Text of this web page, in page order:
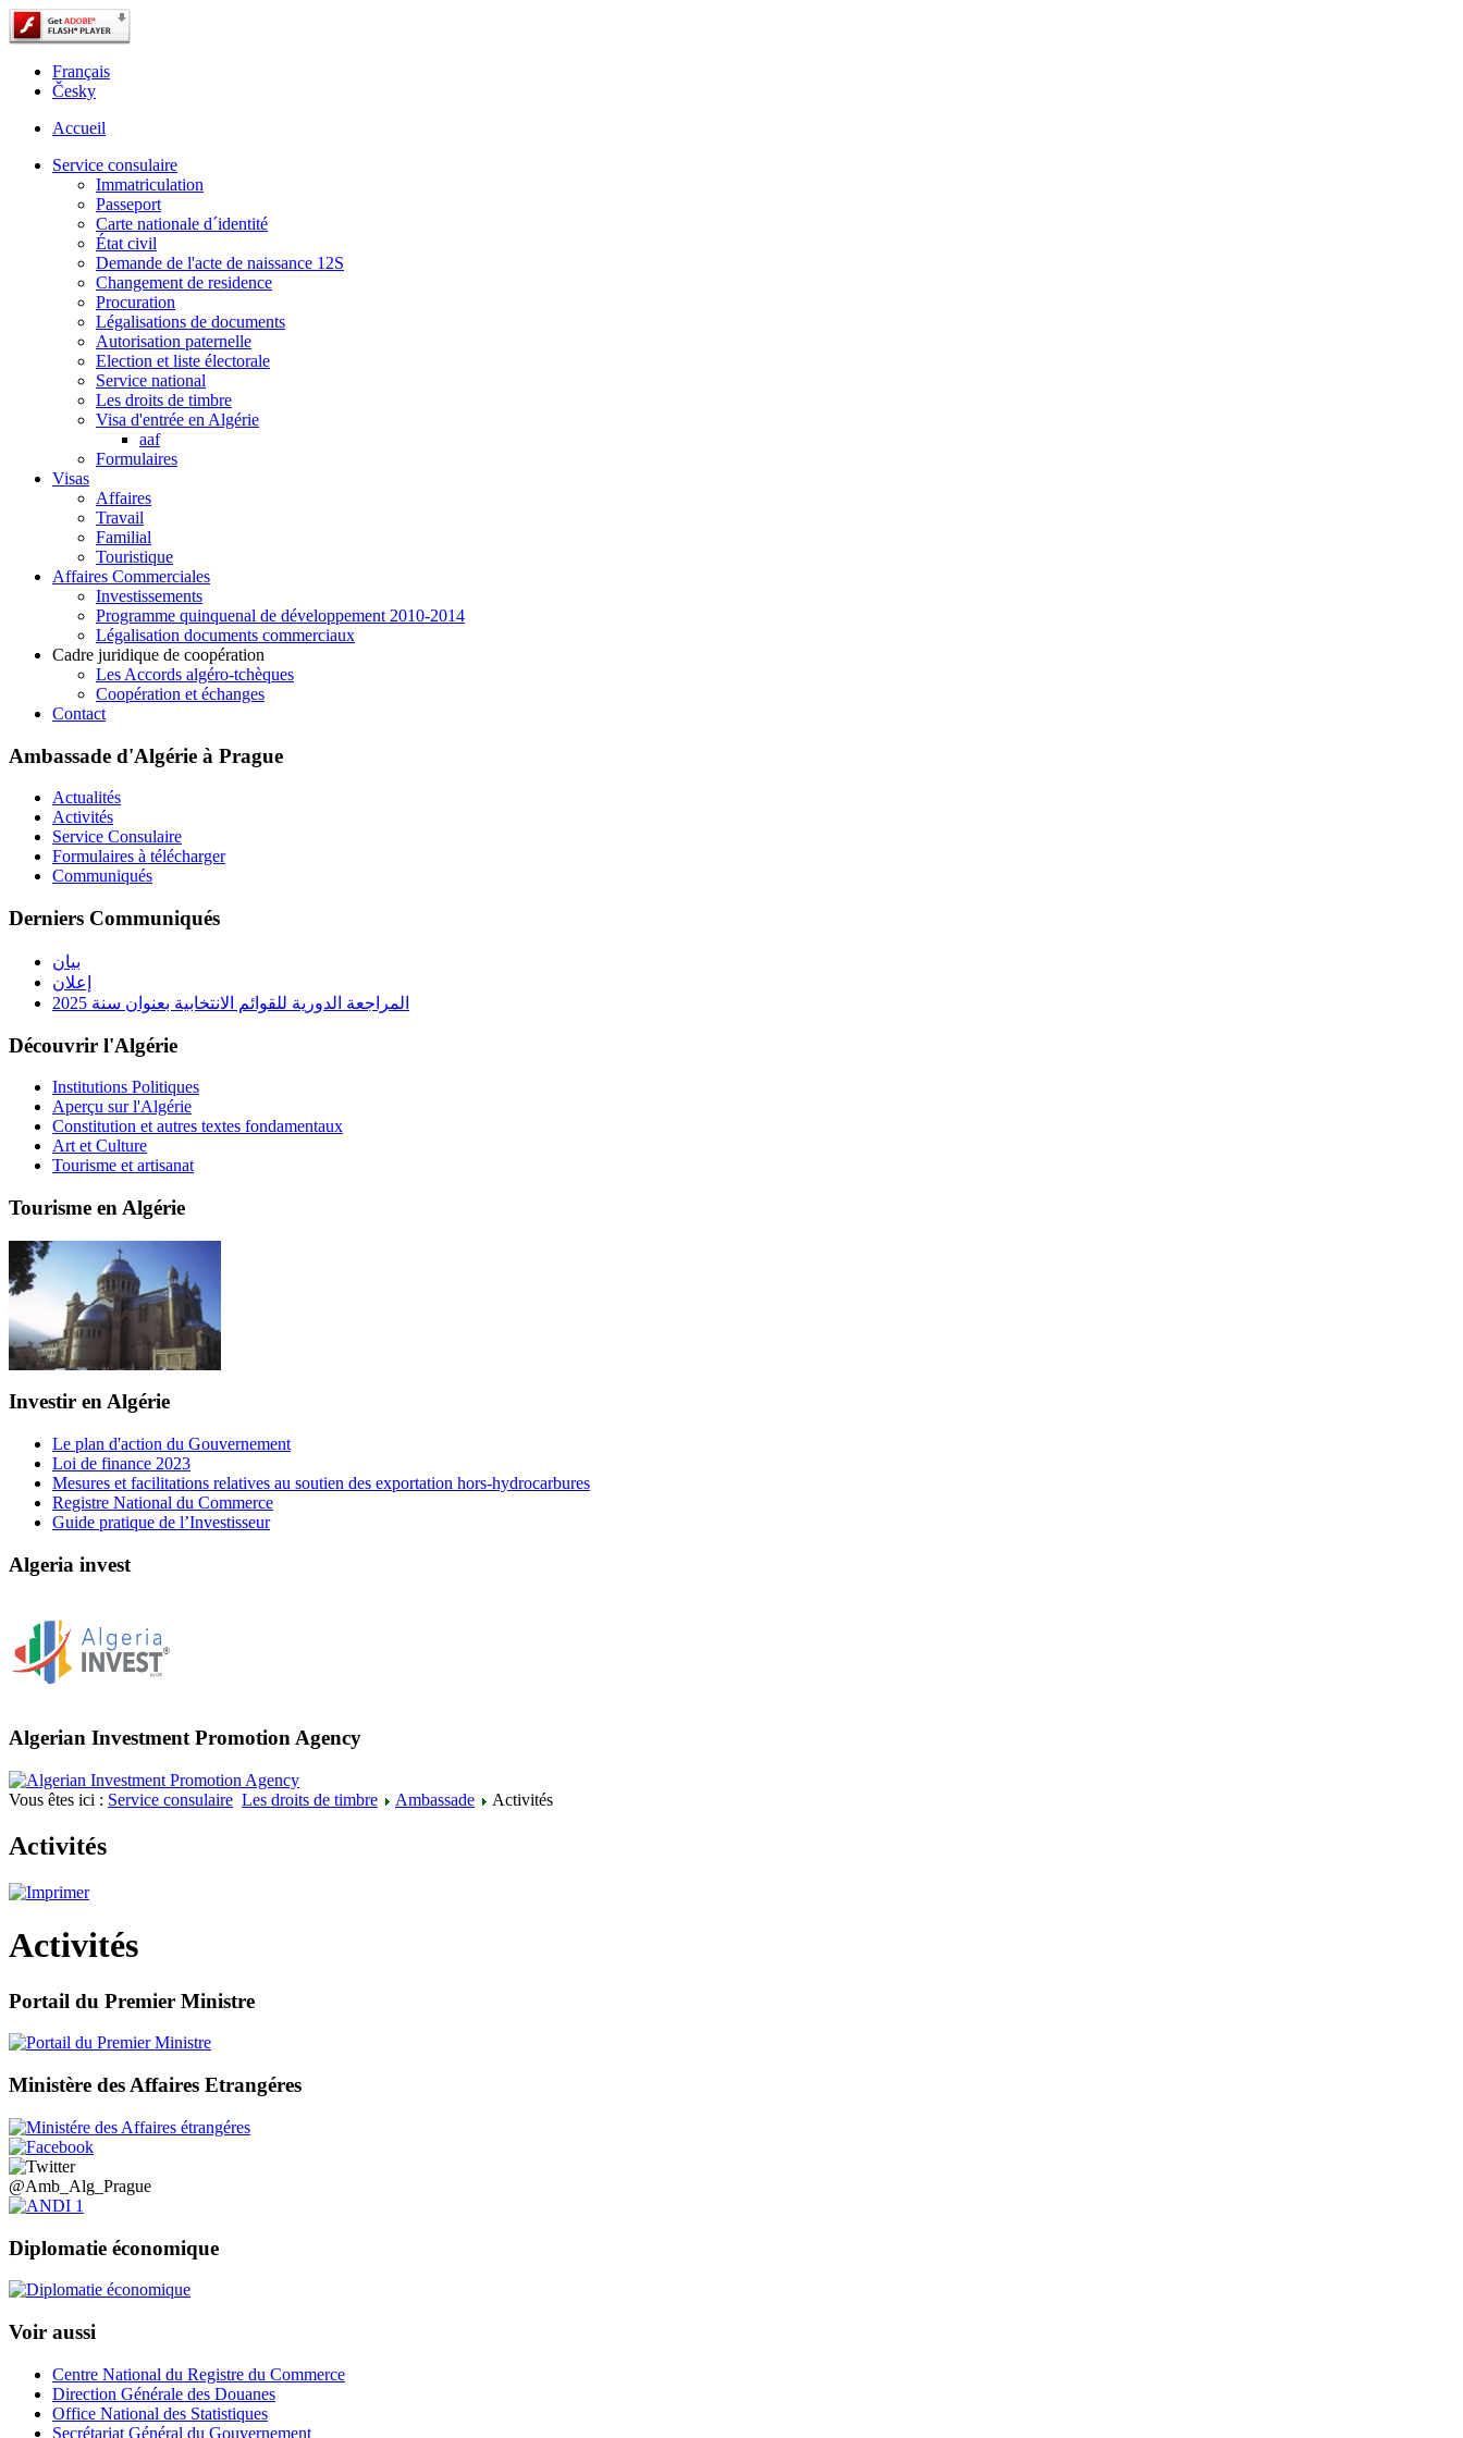
Français
Česky
Accueil
Service consulaire
Immatriculation
Passeport
Carte nationale d´identité
État civil
Demande de l'acte de naissance 12S
Changement de residence
Procuration
Légalisations de documents
Autorisation paternelle
Election et liste électorale
Service national
Les droits de timbre
Visa d'entrée en Algérie
aaf
Formulaires
Visas
Affaires
Travail
Familial
Touristique
Affaires Commerciales
Investissements
Programme quinquenal de développement 2010-2014
Légalisation documents commerciaux
Cadre juridique de coopération
Les Accords algéro-tchèques
Coopération et échanges
Contact
Ambassade d'Algérie à Prague
Actualités
Activités
Service Consulaire
Formulaires à télécharger
Communiqués
Derniers Communiqués
بيان
إعلان
المراجعة الدورية للقوائم الانتخابية بعنوان سنة 2025
Découvrir l'Algérie
Institutions Politiques
Aperçu sur l'Algérie
Constitution et autres textes fondamentaux
Art et Culture
Tourisme et artisanat
Tourisme en Algérie
Investir en Algérie
Le plan d'action du Gouvernement
Loi de finance 2023
Mesures et facilitations relatives au soutien des exportation hors-hydrocarbures
Registre National du Commerce
Guide pratique de l’Investisseur
Algeria invest
Algerian Investment Promotion Agency
Vous êtes ici : Service consulaire Les droits de timbre Ambassade Activités
Activités
Activités
Portail du Premier Ministre
Ministère des Affaires Etrangéres
@Amb_Alg_Prague
Diplomatie économique
Voir aussi
Centre National du Registre du Commerce
Direction Générale des Douanes
Office National des Statistiques
Secrétariat Général du Gouvernement